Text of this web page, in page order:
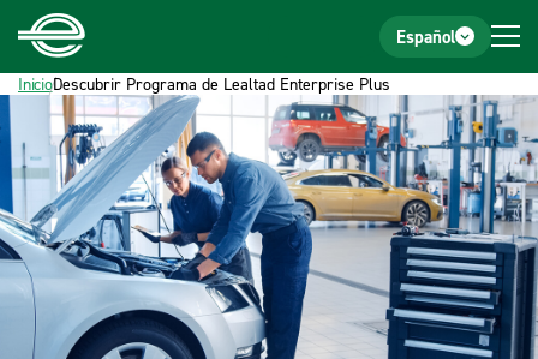
Inicio
Pie de página
Español
InicioDescubrir Programa de Lealtad Enterprise Plus